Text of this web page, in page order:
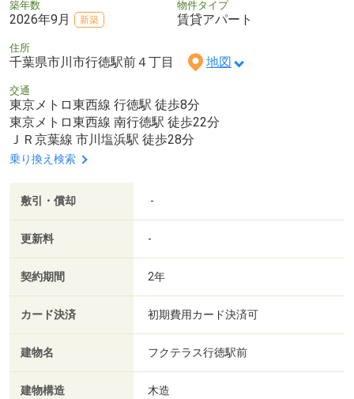
築年数
2026年9月 新築
物件タイプ
賃貸アパート
住所
千葉県市川市行徳駅前４丁目 地図
交通
東京メトロ東西線 行徳駅 徒歩8分
東京メトロ東西線 南行徳駅 徒歩22分
ＪＲ京葉線 市川塩浜駅 徒歩28分
乗り換え検索
敷引・償却 -
更新料 -
契約期間 2年
カード決済 初期費用カード決済可
建物名 フクテラス行徳駅前
建物構造 木造